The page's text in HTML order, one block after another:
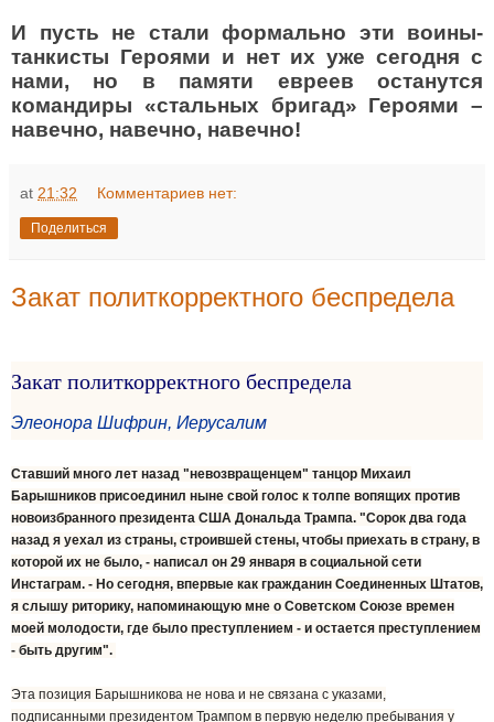
И пусть не стали формально эти воины-
танкисты Героями и нет их уже сегодня с
нами, но в памяти евреев останутся
командиры «стальных бригад» Героями –
навечно, навечно, навечно!
at 21:32 Комментариев нет:
Поделиться
Закат политкорректного беспредела
Закат политкорректного беспредела
Элеонора Шифрин, Иерусалим
Ставший много лет назад "невозвращенцем" танцор Михаил
Барышников присоединил ныне свой голос к толпе вопящих против
новоизбранного президента США Дональда Трампа. "Сорок два года
назад я уехал из страны, строившей стены, чтобы приехать в страну, в
которой их не было, - написал он 29 января в социальной сети
Инстаграм. - Но сегодня, впервые как гражданин Соединенных Штатов,
я слышу риторику, напоминающую мне о Советском Союзе времен
моей молодости, где было преступлением - и остается преступлением
- быть другим".
Эта позиция Барышникова не нова и не связана с указами,
подписанными президентом Трампом в первую неделю пребывания у